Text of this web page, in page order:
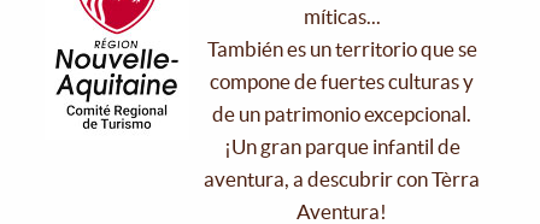
míticas...
También es un territorio que se
compone de fuertes culturas y
de un patrimonio excepcional.
¡Un gran parque infantil de
aventura, a descubrir con Tèrra
Aventura!